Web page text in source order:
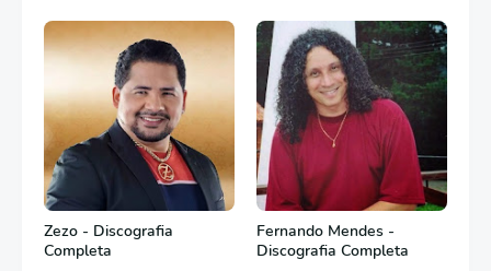
Zezo - Discografia
Completa
Fernando Mendes -
Discografia Completa